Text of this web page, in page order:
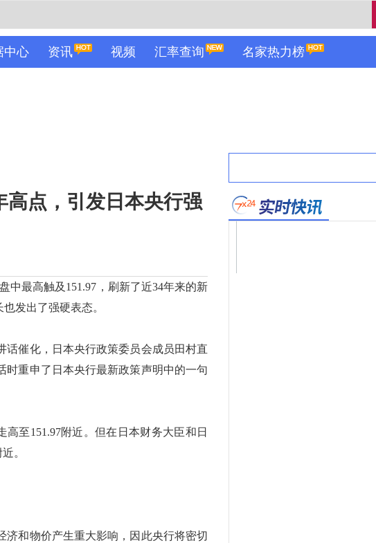
中心 资讯 视频 汇率查询 名家热力榜
高点，引发日本央行强
最高触及151.97，刷新了近34年来的新
发出了强硬表态。
催化，日本央行政策委员会成员田村直
时重申了日本央行最新政策声明中的一句
至151.97附近。但在日本财务大臣和日
。
和物价产生重大影响，因此央行将密切